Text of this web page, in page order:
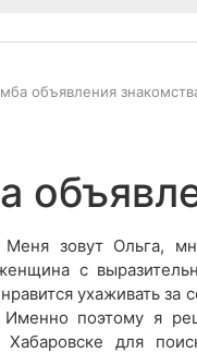
объявления
Меня зовут Ольга,
с
ухаживать
поэтому я
Хабаровске для